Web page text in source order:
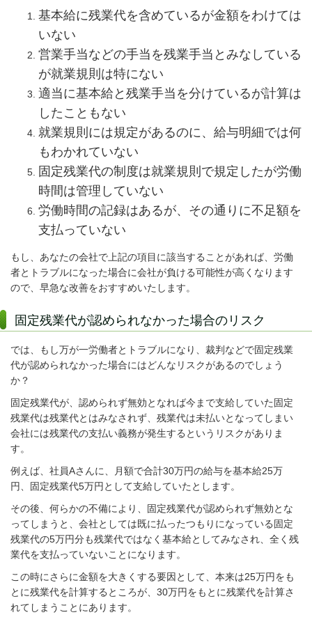
基本給に残業代を含めているが金額をわけては
いない
営業手当などの手当を残業手当とみなしている
が就業規則は特にない
適当に基本給と残業手当を分けているが計算は
したこともない
就業規則には規定があるのに、給与明細では何
もわかれていない
固定残業代の制度は就業規則で規定したが労働
時間は管理していない
労働時間の記録はあるが、その通りに不足額を
支払っていない
もし、あなたの会社で上記の項目に該当することがあれば、労働
者とトラブルになった場合に会社が負ける可能性が高くなります
ので、早急な改善をおすすめいたします。
固定残業代が認められなかった場合のリスク
では、もし万が一労働者とトラブルになり、裁判などで固定残業
代が認められなかった場合にはどんなリスクがあるのでしょう
か？
固定残業代が、認められず無効となれば今まで支給していた固定
残業代は残業代とはみなされず、残業代は未払いとなってしまい
会社には残業代の支払い義務が発生するというリスクがありま
す。
例えば、社員Aさんに、月額で合計30万円の給与を基本給25万
円、固定残業代5万円として支給していたとします。
その後、何らかの不備により、固定残業代が認められず無効とな
ってしまうと、会社としては既に払ったつもりになっている固定
残業代の5万円分も残業代ではなく基本給としてみなされ、全く残
業代を支払っていないことになります。
この時にさらに金額を大きくする要因として、本来は25万円をも
とに残業代を計算するところが、30万円をもとに残業代を計算さ
れてしまうことにあります。